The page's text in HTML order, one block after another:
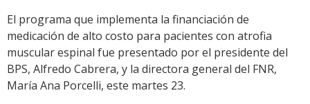
El programa que implementa la financiación de
medicación de alto costo para pacientes con atrofia
muscular espinal fue presentado por el presidente del
BPS, Alfredo Cabrera, y la directora general del FNR,
María Ana Porcelli, este martes 23.